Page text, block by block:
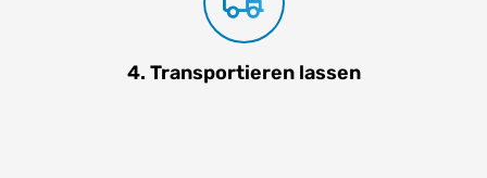
4. Transportieren lassen